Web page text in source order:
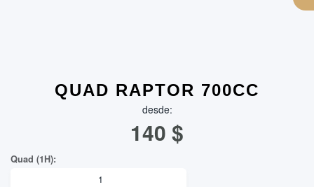
QUAD RAPTOR 700CC
desde:
140 $